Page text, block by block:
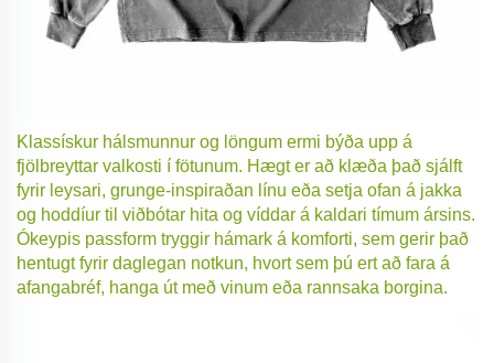
Klassískur hálsmunnur og löngum ermi býða upp á
fjölbreyttar valkosti í fötunum. Hægt er að klæða það sjálft
fyrir leysari, grunge-inspiraðan línu eða setja ofan á jakka
og hoddíur til viðbótar hita og víddar á kaldari tímum ársins.
Ókeypis passform tryggir hámark á komforti, sem gerir það
hentugt fyrir daglegan notkun, hvort sem þú ert að fara á
afangabréf, hanga út með vinum eða rannsaka borgina.